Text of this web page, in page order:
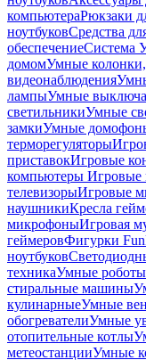
компьютераРюкзаки
ноутбуковСредства
обеспечениеСистема
домомУмные
видеонаблюдения
лампыУмные
светильникиУмные
замкиУмные
терморегуляторы
приставокИгровые
компьютеры Игровые
телевизорыИгровые
наушникиКресла
микрофоныИгровая
геймеровФигурки
ноутбуков
техникаУмные
стиральные машины
кулинарныеУмные
обогревателиУмные
отопительные котлы
метеостанцииУмные